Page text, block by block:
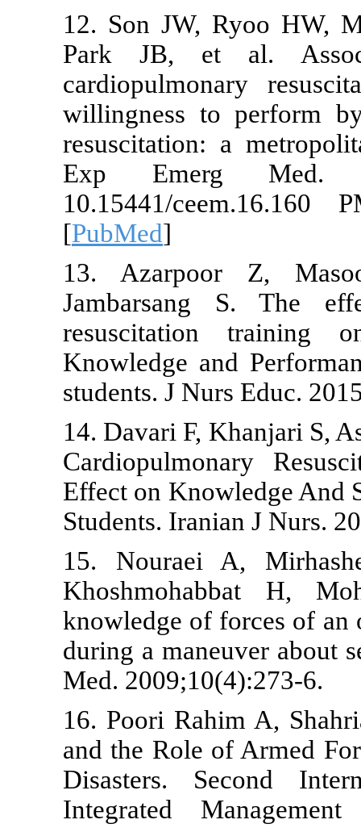
12. Son
Park JB,
willingness
Exp
10.15441/
13.
Knowledge
students. J
14. Davari F,
Effect on
Students.
15.
knowledge
during a
Med.
16. Poori
and the
Disasters.
Integrated